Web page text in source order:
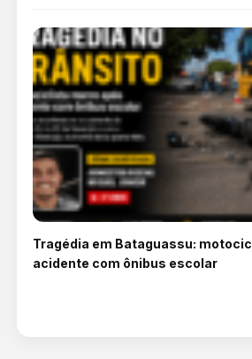
Tragédia em Bataguassu:
acidente com ônibus escolar